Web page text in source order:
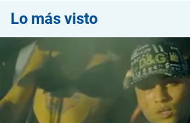
Lo más visto